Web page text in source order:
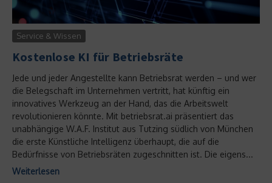
Service & Wissen
Kostenlose KI für Betriebsräte
Jede und jeder Angestellte kann Betriebsrat werden – und wer
die Belegschaft im Unternehmen vertritt, hat künftig ein
innovatives Werkzeug an der Hand, das die Arbeitswelt
revolutionieren könnte. Mit betriebsrat.ai präsentiert das
unabhängige W.A.F. Institut aus Tutzing südlich von München
die erste Künstliche Intelligenz überhaupt, die auf die
Bedürfnisse von Betriebsräten zugeschnitten ist. Die eigens...
Weiterlesen